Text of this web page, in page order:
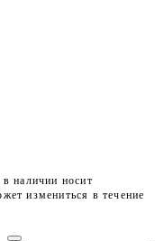
наличии носит
измениться в течение